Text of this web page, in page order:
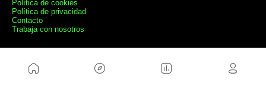
Política de cookies
Política de privacidad
Contacto
Trabaja con nosotros